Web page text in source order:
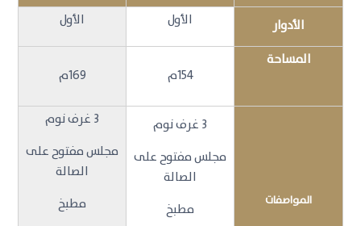
الأدوار الأول الأول
المساحة
154م
169م
المواصفات
3 غرف نوم
مجلس مفتوح على
الصالة
مطبخ
3 غرف نوم
مجلس مفتوح على
الصالة
مطبخ